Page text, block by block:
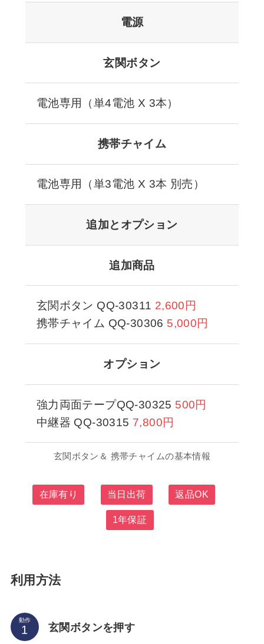
電源
玄関ボタン
電池専用（単4電池 X 3本）
携帯チャイム
電池専用（単3電池 X 3本 別売）
追加とオプション
追加商品
玄関ボタン QQ-30311 2,600円
携帯チャイム QQ-30306 5,000円
オプション
強力両面テープQQ-30325 500円
中継器 QQ-30315 7,800円
玄関ボタン＆ 携帯チャイムの基本情報
在庫有り 当日出荷 返品OK
1年保証
利用方法
動作 玄関ボタンを押す